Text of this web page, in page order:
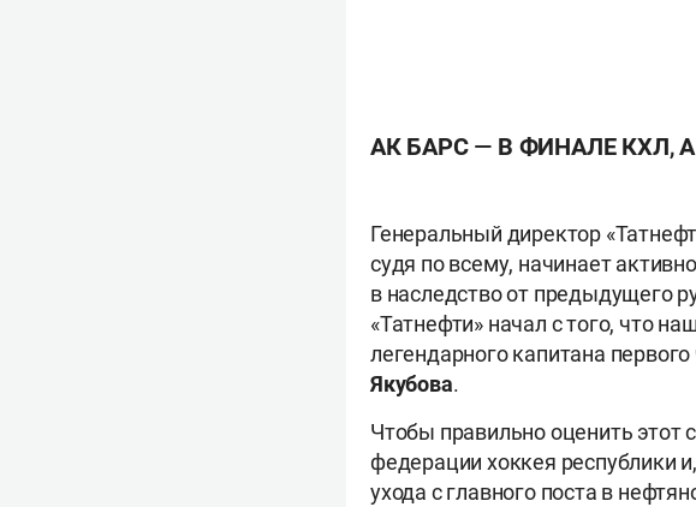
АК БАРС — В ФИНАЛЕ КХЛ,
Генеральный директор
судя по всему, начинает
в наследство от предыдущего
«Татнефти» начал с того, что
легендарного капитана
Якубова.
Чтобы правильно оценить этот
федерации хоккея республики
ухода с главного поста в